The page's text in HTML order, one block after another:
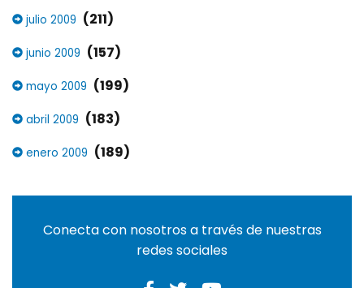
julio 2009 (211)
junio 2009 (157)
mayo 2009 (199)
abril 2009 (183)
enero 2009 (189)
Conecta con nosotros a través de nuestras
redes sociales